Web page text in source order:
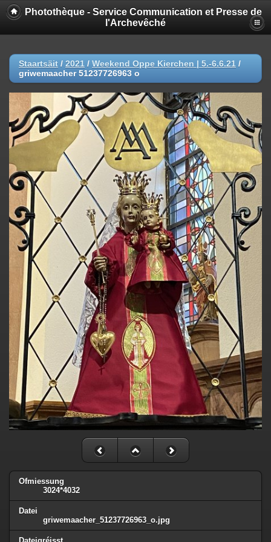
Photothèque - Service Communication et Presse de
l'Archevêché
Staartsäit / 2021 / Weekend Oppe Kierchen | 5.-6.6.21 /
griwemaacher 51237726963 o
Ofmiessung
3024*4032
Datei
griwemaacher_51237726963_o.jpg